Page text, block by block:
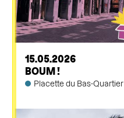
15.05.2026
BOUM !
Placette du Bas-Quartier